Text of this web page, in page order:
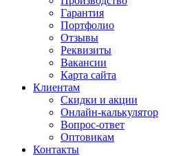
Гарантия
Портфолио
Отзывы
Реквизиты
Вакансии
Карта сайта
Клиентам
Скидки и акции
Онлайн-калькулятор
Вопрос-ответ
Оптовикам
Контакты